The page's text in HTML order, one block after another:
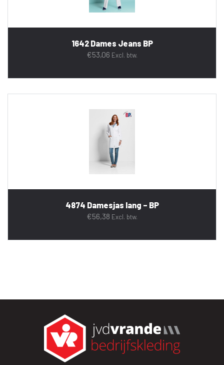
1642 Dames Jeans BP
€53,06 Excl. btw.
4874 Damesjas lang – BP
€56,38 Excl. btw.